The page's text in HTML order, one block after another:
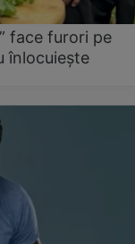
face furori pe
înlocuiește